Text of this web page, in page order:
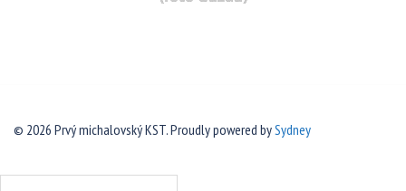
© 2026 Prvý michalovský KST. Proudly powered bySydney